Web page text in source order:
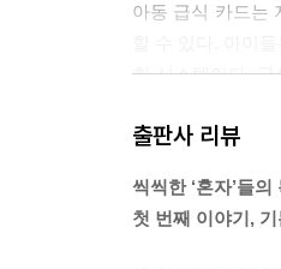
아동 급식 카드는
회 시스템이다.
니라 인간의 권리
엄마는 빈집에서
출판사 리뷰
씩씩한 ‘혼자’들의
첫 번째 이야기,